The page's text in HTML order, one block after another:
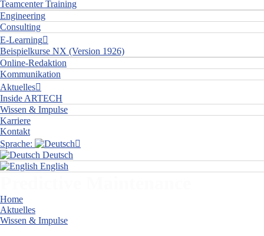
Teamcenter Training
Engineering
Consulting
E-Learning
Beispielkurse NX (Version 1926)
Online-Redaktion
Kommunikation
Aktuelles
Inside ARTECH
Wissen & Impulse
Karriere
Kontakt
Sprache:
Deutsch
English
Home
Aktuelles
Wissen & Impulse